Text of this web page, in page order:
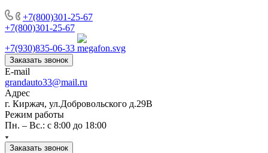
+7(800)301-25-67
+7(800)301-25-67
+7(930)835-06-33
Заказать звонок
E-mail
grandauto33@mail.ru
Адрес
г. Киржач, ул.Добровольского д.29В
Режим работы
Пн. – Вс.: с 8:00 до 18:00
Заказать звонок